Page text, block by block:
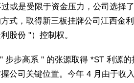
或是受限于资金压力，公司选择
式，取得新三板挂牌公司江西金
股份 "）控制权。
步步高系 " 的张源取得 *ST 利源
公司关键位置。今年 4 月由于收